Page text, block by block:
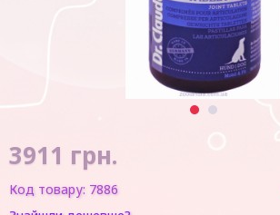
1 2
3911 грн.
Код товару: 7886